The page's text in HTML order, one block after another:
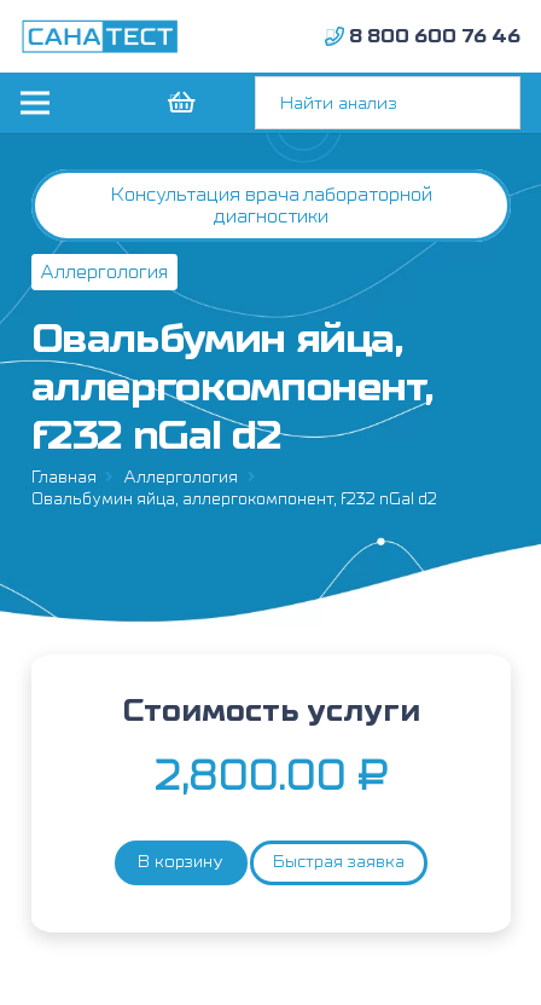
8 800 600 76 46
Консультация врача лабораторной
диагностики
Аллергология
Овальбумин яйца,
аллергокомпонент,
f232 nGal d2
Главная
Аллергология
Овальбумин яйца, аллергокомпонент, f232 nGal d2
Стоимость услуги
2,800.00 ₽
Количество
В корзину Быстрая заявка